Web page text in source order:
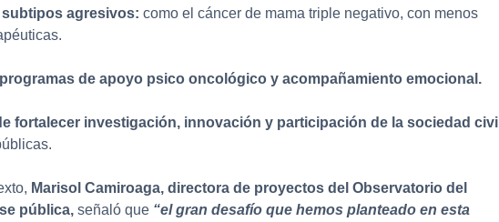
subtipos agresivos: como el cáncer de mama triple negativo, con menos
de apoyo psico oncológico y acompañamiento emocional.
fortalecer investigación, innovación y participación de la sociedad civil
Marisol Camiroaga, directora de proyectos del Observatorio del
pública, señaló que “el gran desafío que hemos planteado en esta